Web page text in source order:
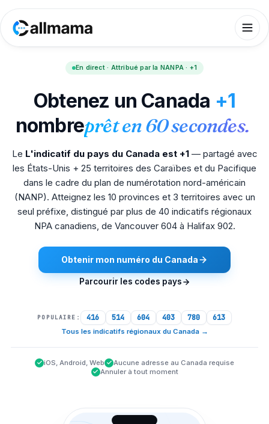
En direct · Attribué par la NANPA · +1
Obtenez un Canada +1
nombreprêt en 60 secondes.
Le L'indicatif du pays du Canada est +1— partagé avec
les États-Unis + 25 territoires des Caraïbes et du Pacifique
dans le cadre du plan de numérotation nord-américain
(NANP). Atteignez les 10 provinces et 3 territoires avec un
seul préfixe, distingué par plus de 40 indicatifs régionaux
NPA canadiens, de Vancouver 604 à Halifax 902.
Obtenir mon numéro du Canada
Parcourir les codes pays
POPULAIRE: 416 514 604 403 780 613
Tous les indicatifs régionaux du Canada→
iOS, Android, Web
Aucune adresse au Canada requise
Annuler à tout moment